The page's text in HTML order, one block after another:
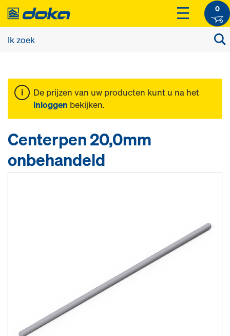
0
De prijzen van uw producten kunt u na het
inloggen bekijken.
Centerpen 20,0mm
onbehandeld